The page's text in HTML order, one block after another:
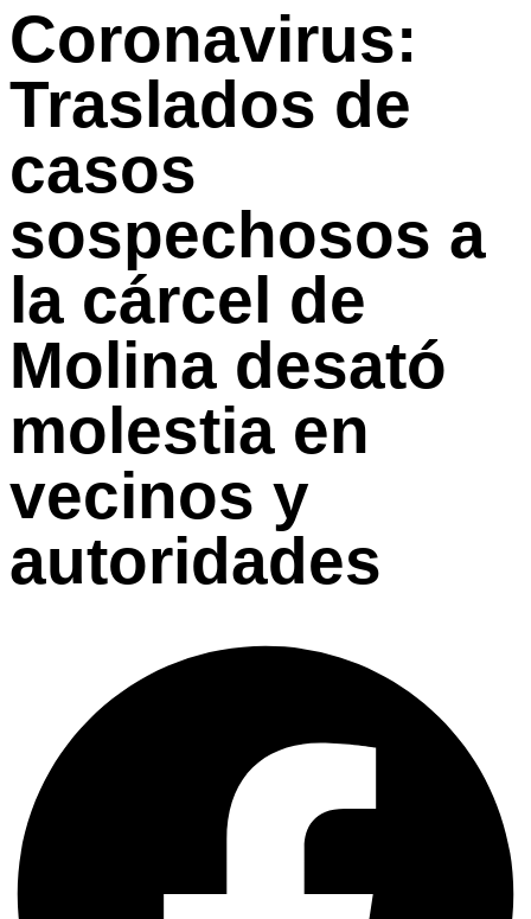
Coronavirus:
Traslados de
casos
sospechosos a
la cárcel de
Molina desató
molestia en
vecinos y
autoridades